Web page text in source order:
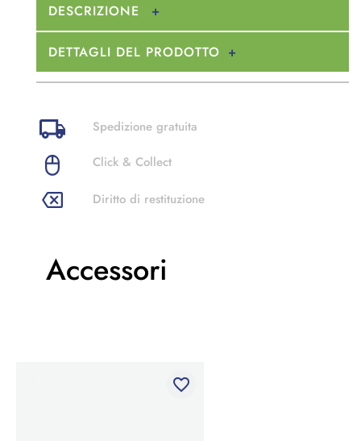
DESCRIZIONE
DETTAGLI DEL PRODOTTO
Spedizione gratuita
Click & Collect
Diritto di restituzione
Accessori
favorite_border